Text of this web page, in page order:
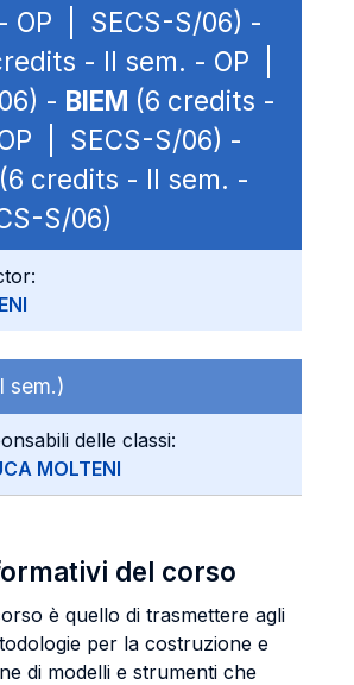
OP | SECS-S/06) -
- II sem. - OP |
- BIEM (6 credits -
| SECS-S/06) -
(6 credits - II sem. -
S/06)
sem.)
delle classi:
MOLTENI
del corso
è quello di trasmettere agli
per la costruzione e
di modelli e strumenti che